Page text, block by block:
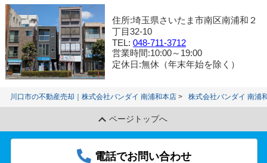
住所:埼玉県さいたま市南区南浦和２
丁目32-10
TEL:048-711-3712
営業時間:10:00～19:00
定休日:無休（年末年始を除く）
川口市の不動産売却｜株式会社バンダイ 南浦和本店 株式会社バンダイ 南浦
ページトップへ
電話でお問い合わせ